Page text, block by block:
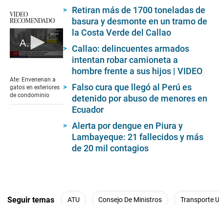
VIDEO
RECOMENDADO
Ate: Envenenan a gatos en exteriores de condominio
of
1
minute,
Ate: Envenenan a
gatos en exteriores
de condominio
Retiran más de 1700 toneladas de
basura y desmonte en un tramo de
la Costa Verde del Callao
Callao: delincuentes armados
intentan robar camioneta a
hombre frente a sus hijos | VIDEO
Falso cura que llegó al Perú es
detenido por abuso de menores en
Ecuador
Alerta por dengue en Piura y
Lambayeque: 21 fallecidos y más
de 20 mil contagios
Seguir temas ATU Consejo De Ministros Transporte